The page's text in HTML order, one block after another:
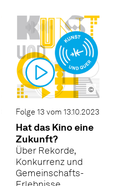
©
Folge 13 vom 13.10.2023
Hat das Kino eine
Zukunft?
Über Rekorde,
Konkurrenz und
Gemeinschafts-